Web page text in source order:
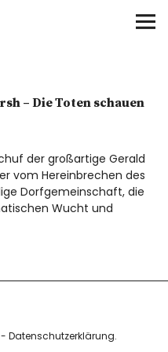
– Die Toten schauen
der großartige Gerald
vom Hereinbrechen des
Dorfgemeinschaft, die
Wucht und
Datenschutzerklärung